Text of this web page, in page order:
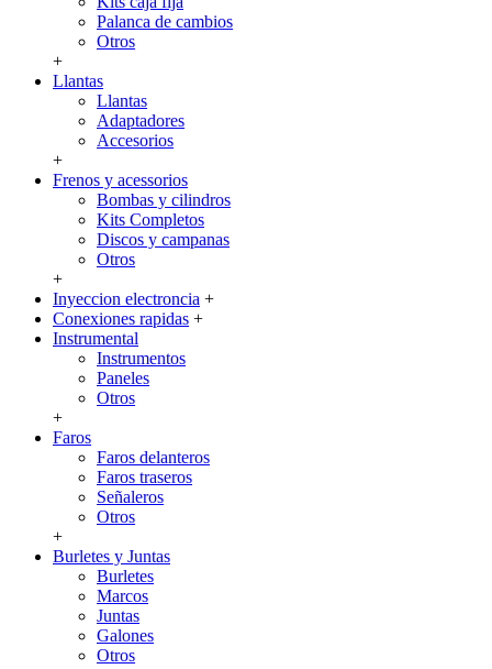
Palanca de cambios
Otros
+
Llantas
Llantas
Adaptadores
Accesorios
+
Frenos y acessorios
Bombas y cilindros
Kits Completos
Discos y campanas
Otros
+
Inyeccion electroncia +
Conexiones rapidas +
Instrumental
Instrumentos
Paneles
Otros
+
Faros
Faros delanteros
Faros traseros
Señaleros
Otros
+
Burletes y Juntas
Burletes
Marcos
Juntas
Galones
Otros